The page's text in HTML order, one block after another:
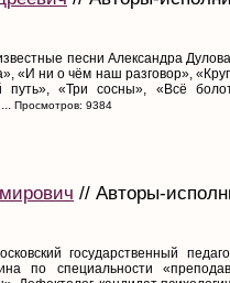
песни Александра
«И ни о чём наш разговор»,
путь», «Три сосны», «Всё
Просмотров: 9384
// Авторы-
государственный
по специальности